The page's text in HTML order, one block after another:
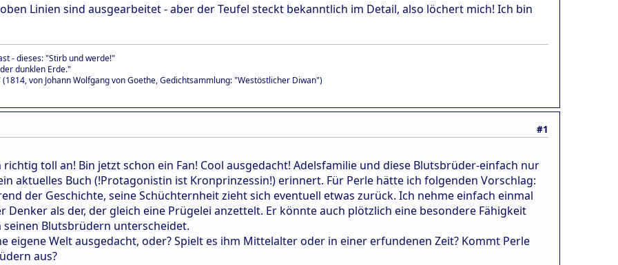
Linien sind ausgearbeitet - aber der Teufel steckt bekanntlich im Detail, also löchert mich! Ich bin
- dieses: "Stirb und werde!"
dunklen Erde."
von Johann Wolfgang von Goethe, Gedichtsammlung: "Westöstlicher Diwan")
#1
toll an! Bin jetzt schon ein Fan! Cool ausgedacht! Adelsfamilie und diese Blutsbrüder-einfach nur
aktuelles Buch (!Protagonistin ist Kronprinzessin!) erinnert. Für Perle hätte ich folgenden Vorschlag:
der Geschichte, seine Schüchternheit zieht sich eventuell etwas zurück. Ich nehme einfach einmal
Denker als der, der gleich eine Prügelei anzettelt. Er könnte auch plötzlich eine besondere Fähigkeit
seinen Blutsbrüdern unterscheidet.
eigene Welt ausgedacht, oder? Spielt es ihm Mittelalter oder in einer erfundenen Zeit? Kommt Perle
aus?